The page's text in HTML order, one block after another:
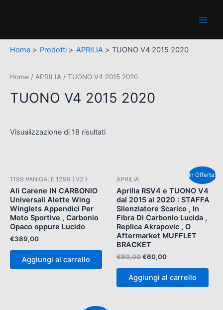
Home Prodotti APRILIA TUONO V4 2015 2020
Home / APRILIA / TUONO V4 2015 2020
TUONO V4 2015 2020
Visualizzazione di 18 risultati
1199 PANIGALE 1299 ( V2 )
Ali Carene IN CARBONIO
Universali Alette Wing
Winglets Appendici Per
Moto Sportive , Carbonio
Opaco oppure Lucido
€389,00
Aggiungi al carrello
In Offerta!
APRILIA
Aprilia RSV4 e TUONO V4
dal 2015 al 2020 : STAFFA
Silenziatore Scarico , In
Fibra Di Carbonio Lucida ,
Replica Akrapovic , O
Aftermarket MUFFLET
BRACKET
€80,00
originale
era:
€80,00.
€60,00
attuale
è:
€60,00.
Aggiungi al carrello